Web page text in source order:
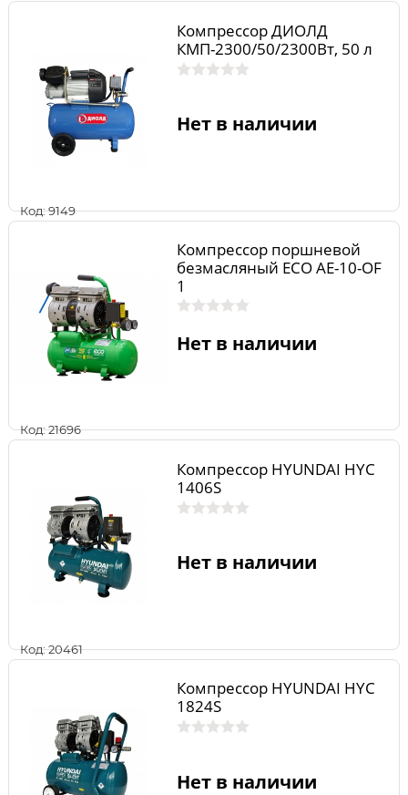
Код: 9149
Компрессор ДИОЛД
КМП-2300/50/2300Вт, 50 л
Нет в наличии
Код: 21696
Компрессор поршневой
безмасляный ECO AE-10-OF
1
Нет в наличии
Код: 20461
Компрессор HYUNDAI HYC
1406S
Нет в наличии
Компрессор HYUNDAI HYC
1824S
Нет в наличии